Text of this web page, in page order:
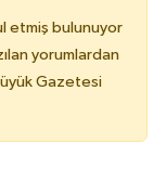
etmiş bulunuyor
yorumlardan
Gazetesi